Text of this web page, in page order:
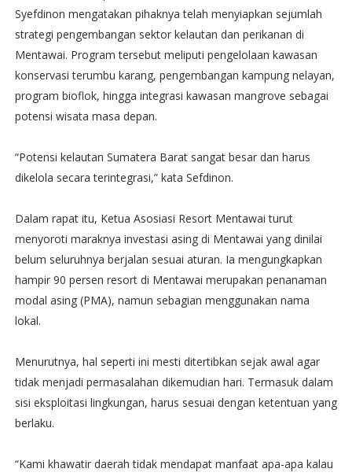
Syefdinon mengatakan pihaknya telah menyiapkan sejumlah
strategi pengembangan sektor kelautan dan perikanan di
Mentawai. Program tersebut meliputi pengelolaan kawasan
konservasi terumbu karang, pengembangan kampung nelayan,
program bioflok, hingga integrasi kawasan mangrove sebagai
potensi wisata masa depan.
“Potensi kelautan Sumatera Barat sangat besar dan harus
dikelola secara terintegrasi,” kata Sefdinon.
Dalam rapat itu, Ketua Asosiasi Resort Mentawai turut
menyoroti maraknya investasi asing di Mentawai yang dinilai
belum seluruhnya berjalan sesuai aturan. Ia mengungkapkan
hampir 90 persen resort di Mentawai merupakan penanaman
modal asing (PMA), namun sebagian menggunakan nama
lokal.
Menurutnya, hal seperti ini mesti ditertibkan sejak awal agar
tidak menjadi permasalahan dikemudian hari. Termasuk dalam
sisi eksploitasi lingkungan, harus sesuai dengan ketentuan yang
berlaku.
“Kami khawatir daerah tidak mendapat manfaat apa-apa kalau